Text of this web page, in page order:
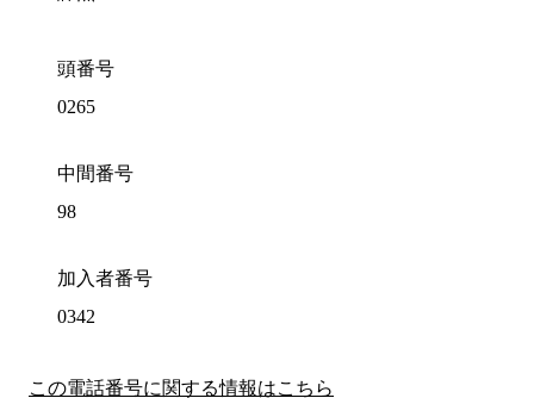
頭番号
0265
中間番号
98
加入者番号
0342
この電話番号に関する情報はこちら